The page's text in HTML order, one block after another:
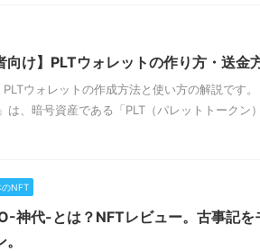
向け】PLTウォレットの作り方・送金
PLTウォレットの作成方法と使い方の解説です
は、暗号資産である「PLT（パレットトークン
のNFT
神代-とは？NFTレビュー。古事記を